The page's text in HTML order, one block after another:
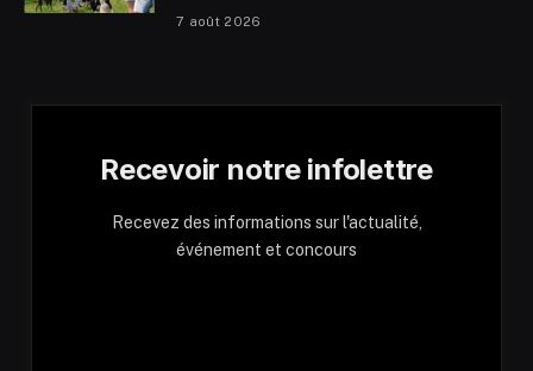
7 août 2026
Recevoir notre infolettre
Recevez des informations sur l'actualité,
événement et concours